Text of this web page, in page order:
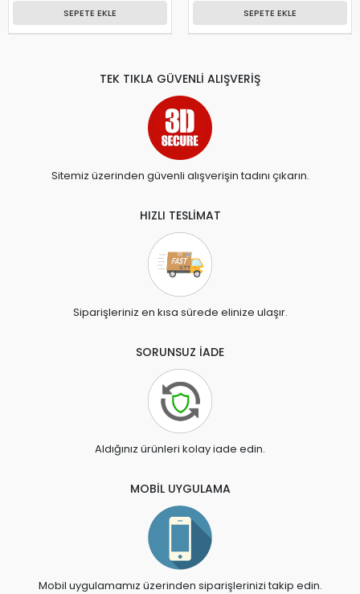
SEPETE EKLE SEPETE EKLE
TEK TIKLA GÜVENLİ ALIŞVERİŞ
Sitemiz üzerinden güvenli alışverişin tadını çıkarın.
HIZLI TESLİMAT
Siparişleriniz en kısa sürede elinize ulaşır.
SORUNSUZ İADE
Aldığınız ürünleri kolay iade edin.
MOBİL UYGULAMA
Mobil uygulamamız üzerinden siparişlerinizi takip edin.